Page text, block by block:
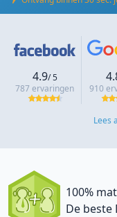
4.9/ 5
787 ervaringen
910
Lees
100%
De beste